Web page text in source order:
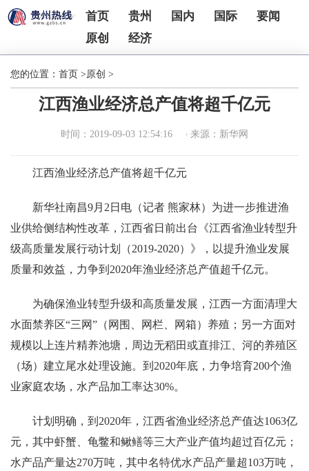
首页 贵州 国内 国际
要闻
原创
经济
您的位置： 首页 >原创 >
江西渔业经济总产值将超千亿元
时间：2019-09-03 12:54:16 来源：新华网
江西渔业经济总产值将超千亿元
新华社南昌9月2日电（记者 熊家林）为进一步推进渔
业供给侧结构性改革，江西省日前出台《江西省渔业转型升
级高质量发展行动计划（2019-2020）》，以提升渔业发展
质量和效益，力争到2020年渔业经济总产值超千亿元。
为确保渔业转型升级和高质量发展，江西一方面清理大
水面禁养区“三网”（网围、网栏、网箱）养殖；另一方面对
规模以上连片精养池塘，周边无稻田或直排江、河的养殖区
（场）建立尾水处理设施。到2020年底，力争培育200个渔
业家庭农场，水产品加工率达30%。
计划明确，到2020年，江西省渔业经济总产值达1063亿
元，其中虾蟹、龟鳖和鳅鳝等三大产业产值均超过百亿元；
水产品产量达270万吨，其中名特优水产品产量超103万吨，